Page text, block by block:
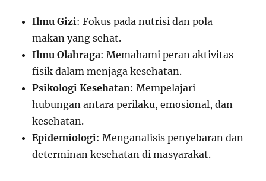
Ilmu Gizi: Fokus pada nutrisi dan pola
makan yang sehat.
Ilmu Olahraga: Memahami peran aktivitas
fisik dalam menjaga kesehatan.
Psikologi Kesehatan: Mempelajari
hubungan antara perilaku, emosional, dan
kesehatan.
Epidemiologi: Menganalisis penyebaran dan
determinan kesehatan di masyarakat.